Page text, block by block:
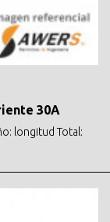
30A
longitud Total: